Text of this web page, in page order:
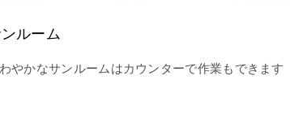
ルーム
やかなサンルームはカウンターで作業もできます